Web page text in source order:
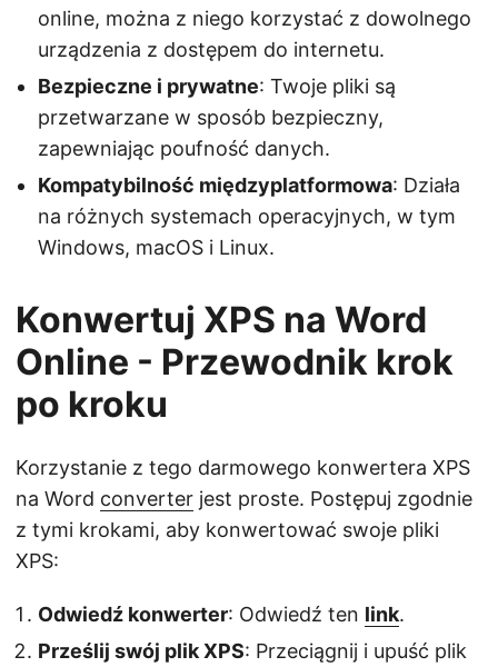
online, można z niego korzystać z dowolnego
urządzenia z dostępem do internetu.
Bezpieczne i prywatne: Twoje pliki są
przetwarzane w sposób bezpieczny,
zapewniając poufność danych.
Kompatybilność międzyplatformowa: Działa
na różnych systemach operacyjnych, w tym
Windows, macOS i Linux.
Konwertuj XPS na Word
Online - Przewodnik krok
po kroku
Korzystanie z tego darmowego konwertera XPS
na Word converter jest proste. Postępuj zgodnie
z tymi krokami, aby konwertować swoje pliki
XPS:
Odwiedź konwerter: Odwiedź ten link.
Prześlij swój plik XPS: Przeciągnij i upuść plik